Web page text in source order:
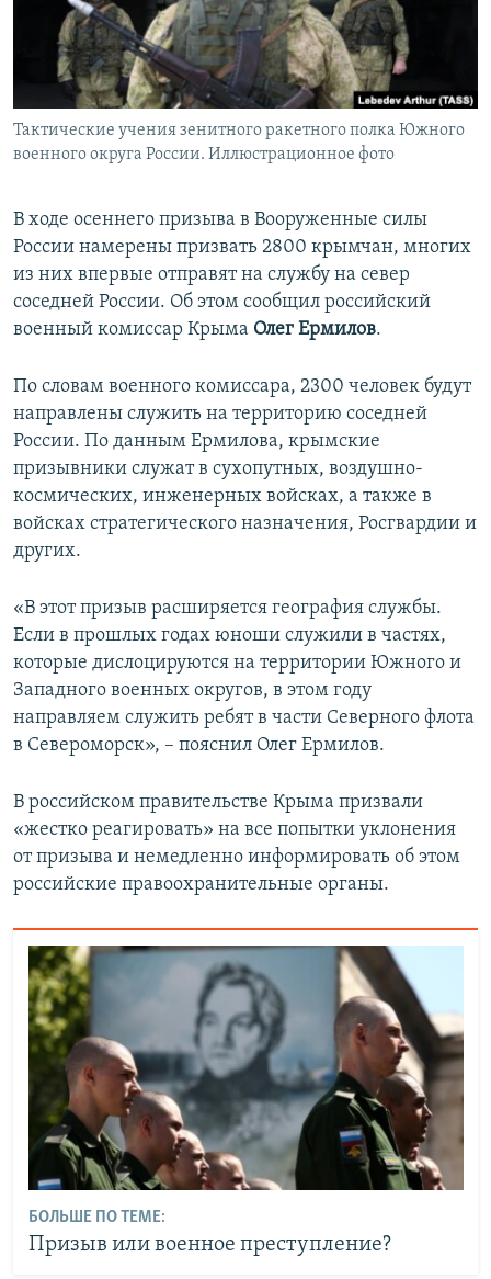
ПОБЕДИТЕЛЕЙ НЕ СУДЯТ?
КРЫМ.НЕПОКОРЕННЫЙ
ELIFBE
УКРАИНСКАЯ ПРОБЛЕМА КРЫМА
ПРИСОЕДИНЯЙТЕСЬ!
Все сайты RFE/RL
Тактические учения зенитного ракетного полка Южного
военного округа России. Иллюстрационное фото
В ходе осеннего призыва в Вооруженные силы
России намерены призвать 2800 крымчан, многих
из них впервые отправят на службу на север
соседней России. Об этом сообщил российский
военный комиссар Крыма Олег Ермилов.
По словам военного комиссара, 2300 человек будут
направлены служить на территорию соседней
России. По данным Ермилова, крымские
призывники служат в сухопутных, воздушно-
космических, инженерных войсках, а также в
войсках стратегического назначения, Росгвардии и
других.
«В этот призыв расширяется география службы.
Если в прошлых годах юноши служили в частях,
которые дислоцируются на территории Южного и
Западного военных округов, в этом году
направляем служить ребят в части Северного флота
в Североморск», – пояснил Олег Ермилов.
В российском правительстве Крыма призвали
«жестко реагировать» на все попытки уклонения
от призыва и немедленно информировать об этом
российские правоохранительные органы.
БОЛЬШЕ ПО ТЕМЕ:
Призыв или военное преступление?